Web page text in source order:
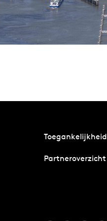
Toegankelijkheid
Partneroverzicht